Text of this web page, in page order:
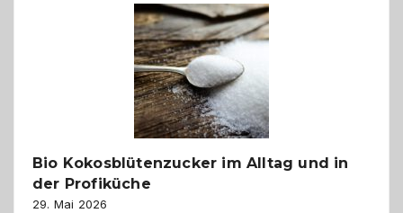
Freund
in
Gefahr
ist:
Brandschutz
für
Hunde
eigenen
Bio Kokosblütenzucker im Alltag und in
der Profiküche
29. Mai 2026